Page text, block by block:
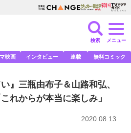
検索 メニュー
マ映画 インタビュー 連載 無料コミック
』三瓶由布子＆山路和弘、
れからが本当に楽しみ」
2020.08.13